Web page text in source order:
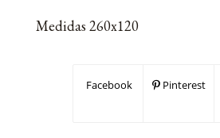
Medidas 260x120
Facebook Pinterest